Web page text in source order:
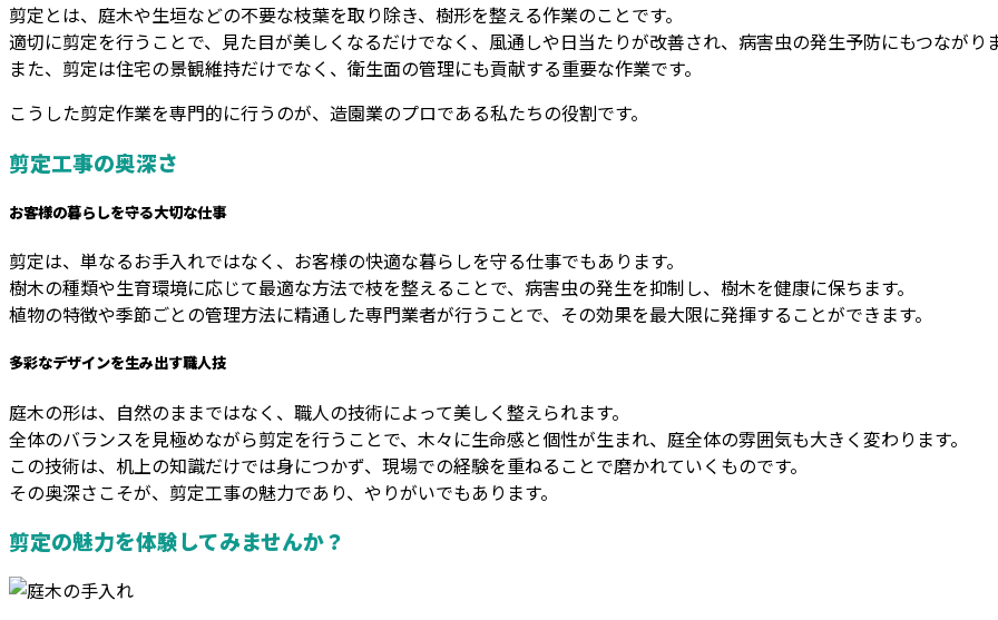
剪定とは、庭木や生垣などの不要な枝葉を取り除き、樹形を整える作業のことです。
適切に剪定を行うことで、見た目が美しくなるだけでなく、風通しや日当たりが改善され、病害虫の発生予防にもつながり
また、剪定は住宅の景観維持だけでなく、衛生面の管理にも貢献する重要な作業です。
こうした剪定作業を専門的に行うのが、造園業のプロである私たちの役割です。
剪定工事の奥深さ
お客様の暮らしを守る大切な仕事
剪定は、単なるお手入れではなく、お客様の快適な暮らしを守る仕事でもあります。
樹木の種類や生育環境に応じて最適な方法で枝を整えることで、病害虫の発生を抑制し、樹木を健康に保ちます。
植物の特徴や季節ごとの管理方法に精通した専門業者が行うことで、その効果を最大限に発揮することができます。
多彩なデザインを生み出す職人技
庭木の形は、自然のままではなく、職人の技術によって美しく整えられます。
全体のバランスを見極めながら剪定を行うことで、木々に生命感と個性が生まれ、庭全体の雰囲気も大きく変わります。
この技術は、机上の知識だけでは身につかず、現場での経験を重ねることで磨かれていくものです。
その奥深さこそが、剪定工事の魅力であり、やりがいでもあります。
剪定の魅力を体験してみませんか？